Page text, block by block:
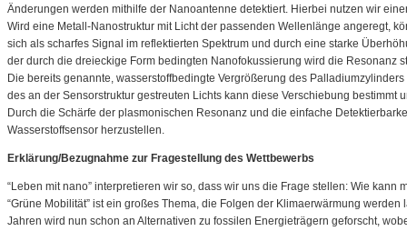
Änderungen werden mithilfe der Nanoantenne detektiert. Hierbei nutzen wir
Wird eine Metall-Nanostruktur mit Licht der passenden Wellenlänge angeregt,
sich als scharfes Signal im reflektierten Spektrum und durch eine starke
der durch die dreieckige Form bedingten Nanofokussierung wird die
Die bereits genannte, wasserstoffbedingte Vergrößerung des
des an der Sensorstruktur gestreuten Lichts kann diese Verschiebung
Durch die Schärfe der plasmonischen Resonanz und die einfache
Wasserstoffsensor herzustellen.
Erklärung/Bezugnahme zur Fragestellung des Wettbewerbs
“Leben mit nano” interpretieren wir so, dass wir uns die Frage stellen: Wie
“Grüne Mobilität” ist ein großes Thema, die Folgen der Klimaerwärmung
Jahren wird nun schon an Alternativen zu fossilen Energieträgern geforscht,